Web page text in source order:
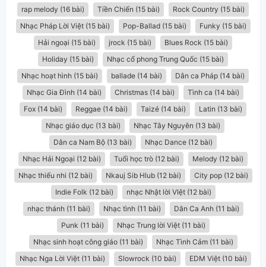
rap melody (16 bài)
Tiền Chiến (15 bài)
Rock Country (15 bài)
Nhạc Pháp Lời Việt (15 bài)
Pop-Ballad (15 bài)
Funky (15 bài)
Hải ngoại (15 bài)
jrock (15 bài)
Blues Rock (15 bài)
Holiday (15 bài)
Nhạc cổ phong Trung Quốc (15 bài)
Nhạc hoạt hình (15 bài)
ballade (14 bài)
Dân ca Pháp (14 bài)
Nhạc Gia Đình (14 bài)
Christmas (14 bài)
Tình ca (14 bài)
Fox (14 bài)
Reggae (14 bài) Taizé (14 bài)
Latin (13 bài)
Nhạc giáo dục (13 bài)
Nhạc Tây Nguyên (13 bài)
Dân ca Nam Bộ (13 bài)
Nhạc Dance (12 bài)
Nhạc Hải Ngoại (12 bài)
Tuổi học trò (12 bài)
Melody (12 bài)
Nhạc thiếu nhi (12 bài)
Nkauj Sib Hlub (12 bài)
City pop (12 bài)
Indie Folk (12 bài)
nhạc Nhật lời VIệt (12 bài)
nhạc thánh (11 bài)
Nhạc tình (11 bài)
Dân Ca Anh (11 bài)
Punk (11 bài)
Nhạc Trung lời Việt (11 bài)
Nhạc sinh hoạt công giáo (11 bài)
Nhạc Tình Cảm (11 bài)
Nhạc Nga Lời Việt (11 bài)
Slowrock (10 bài)
EDM Việt (10 bài)